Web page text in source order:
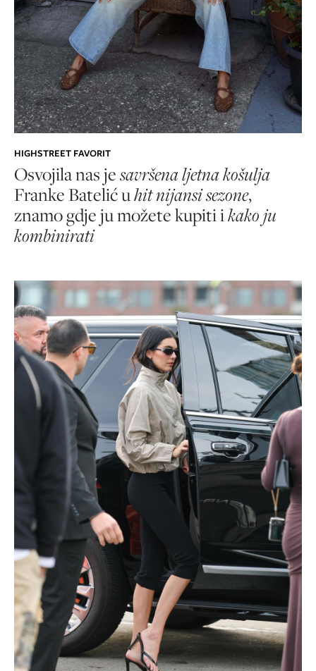
HIGHSTREET FAVORIT
Osvojila nas jesavršena ljetna košulja
Franke Batelić uhit nijansi sezone,
znamo gdje ju možete kupiti ikako ju
kombinirati